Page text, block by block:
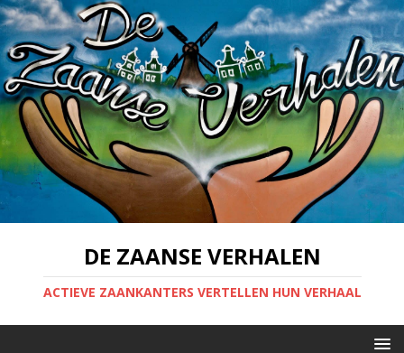
DE ZAANSE VERHALEN
ACTIEVE ZAANKANTERS VERTELLEN HUN VERHAAL